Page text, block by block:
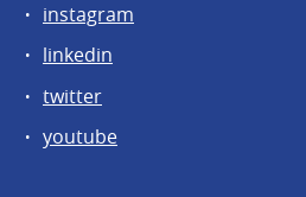
instagram
linkedin
twitter
youtube